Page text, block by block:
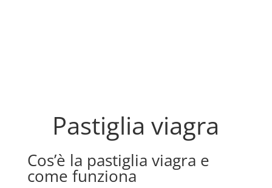
Pastiglia viagra
Cos’è la pastiglia viagra e
come funziona